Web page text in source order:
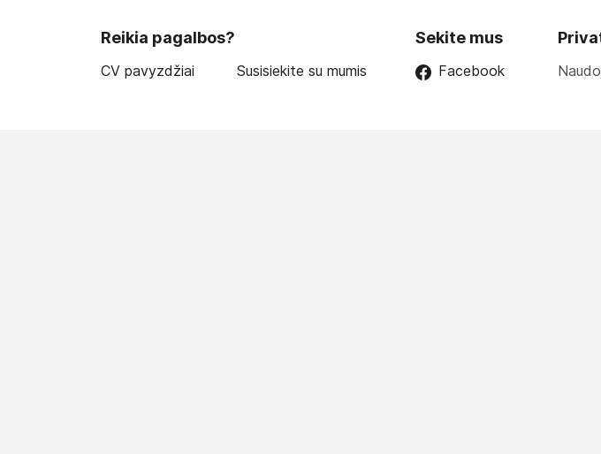
Reikia pagalbos?
CV pavyzdžiai Susisiekite su mumis
Sekite mus
Facebook